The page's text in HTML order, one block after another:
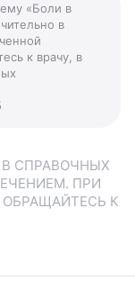
«Боли в
в
к врачу, в
СПРАВОЧНЫХ
ПРИ
К